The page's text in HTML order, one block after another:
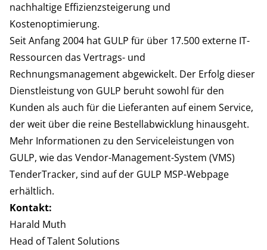
nachhaltige Effizienzsteigerung und
Kostenoptimierung.
Seit Anfang 2004 hat GULP für über 17.500 externe IT-
Ressourcen das Vertrags- und
Rechnungsmanagement abgewickelt. Der Erfolg dieser
Dienstleistung von GULP beruht sowohl für den
Kunden als auch für die Lieferanten auf einem Service,
der weit über die reine Bestellabwicklung hinausgeht.
Mehr Informationen zu den Serviceleistungen von
GULP, wie das Vendor-Management-System (VMS)
TenderTracker, sind auf der GULP MSP-Webpage
erhältlich.
Kontakt:
Harald Muth
Head of Talent Solutions